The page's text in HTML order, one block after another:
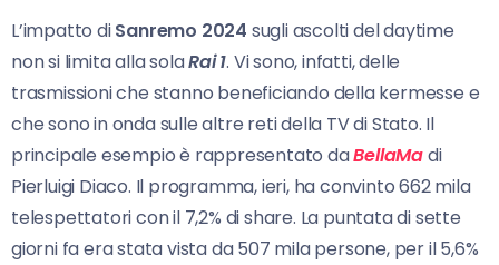
L’impatto diSanremo 2024 sugli ascolti del daytime
non si limita alla solaRai 1. Vi sono, infatti, delle
trasmissioni che stanno beneficiando della kermesse e
che sono in onda sulle altre reti della TV di Stato. Il
principale esempio è rappresentato daBellaMadi
Pierluigi Diaco. Il programma, ieri, ha convinto 662 mila
telespettatori con il 7,2% di share. La puntata di sette
giorni fa era stata vista da 507 mila persone, per il 5,6%